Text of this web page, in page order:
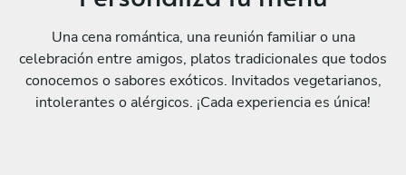
Una cena romántica, una reunión familiar o una
celebración entre amigos, platos tradicionales que todos
conocemos o sabores exóticos. Invitados vegetarianos,
intolerantes o alérgicos. ¡Cada experiencia es única!